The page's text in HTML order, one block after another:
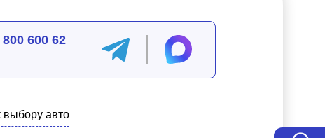
800 600 62
выбору авто